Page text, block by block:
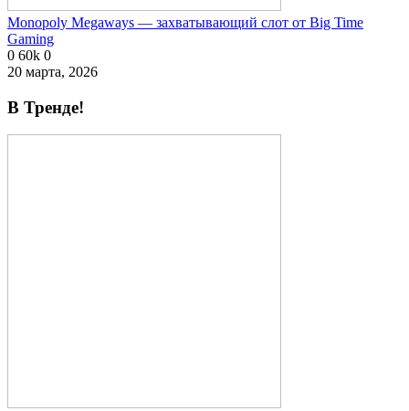
Monopoly Megaways — захватывающий слот от Big Time
Gaming
0 60k 0
20 марта, 2026
В Тренде!